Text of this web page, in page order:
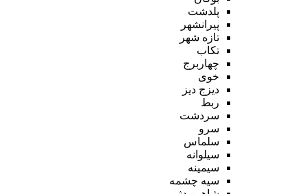
پلدشت
پیرانشهر
تازه شهر
تکاب
چهاربرج
خوی
دیزج دیز
ربط
سردشت
سرو
سلماس
سیلوانه
سیمینه
سیه چشمه